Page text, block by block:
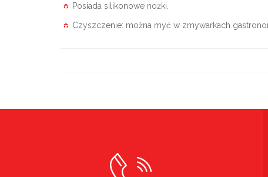
Posiada silikonowe nożki.
Czyszczenie: można myć w zmywarkach